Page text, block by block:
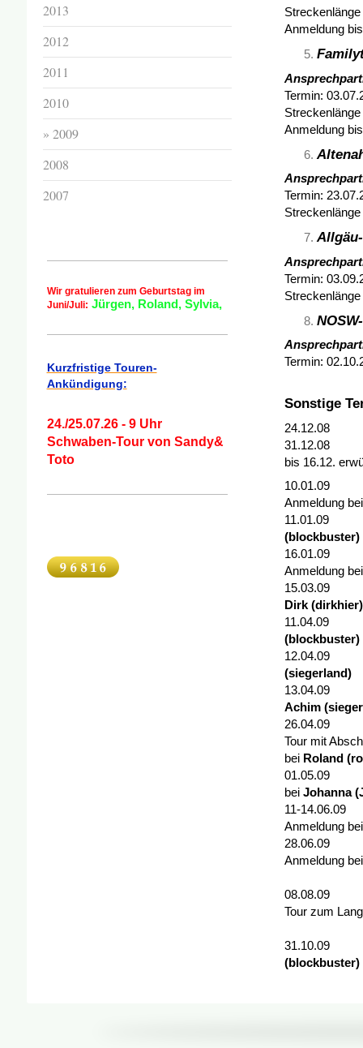
Anmeldung
Termin:
Anmeldung
Termin:
Termin:
Termin:
Sonstige
24.12.08 -
31.12.08 -
bis 16.12.
10.01.09 -
Anmeldung
11.01.09
(blockbuster)
Anmeldung
15.03.09 -
Dirk (dirkhier)
11.04.09
(blockbuster)
12.04.09
(siegerland)
13.04.09
Achim
26.04.09 -
Tour mit
bei Roland
01.05.09 -
beiJohanna
11-
Anmeldung
28.06.09 -
Anmeldung
08.08.09 -
Tour zum
31.10.09
(blockbuster)
2013
2012
2011
2010
2009
2008
2007
Wir gratulieren zum Geburtstag im
Juni/Juli: Jürgen, Roland, Sylvia,
Kurzfristige Touren-
Ankündigung:
24./25.07.26 - 9 Uhr
Schwaben-Tour von Sandy&
Toto